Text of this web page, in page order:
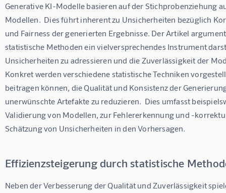
Generative KI-Modelle basieren auf der Stichprobenziehung
Modellen.  Dies führt inherent zu Unsicherheiten bezüglich
und Fairness der generierten Ergebnisse. Der Artikel
statistische Methoden ein vielversprechendes Instrument
Unsicherheiten zu adressieren und die Zuverlässigkeit der
Konkret werden verschiedene statistische Techniken
beitragen können, die Qualität und Konsistenz der
unerwünschte Artefakte zu reduzieren.  Dies umfasst
Validierung von Modellen, zur Fehlererkennung und -
Schätzung von Unsicherheiten in den Vorhersagen.
Effizienzsteigerung durch statistische
Neben der Verbesserung der Qualität und Zuverlässigkeit